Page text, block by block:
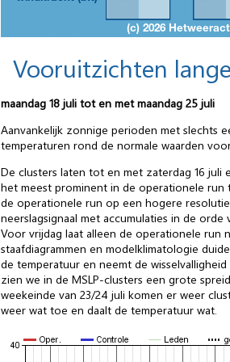
Vooruitzichten
maandag 18 juli tot en met maandag 25 juli
Aanvankelijk zonnige perioden met slechts
temperaturen rond de normale waarden
De clusters laten tot en met zaterdag 16
het meest prominent in de operationele
de operationele run op een hogere
neerslagsignaal met accumulaties in de
Voor vrijdag laat alleen de operationele run
staafdiagrammen en modelklimatologie
de temperatuur en neemt de
zien we in de MSLP-clusters een grote
weekeinde van 23/24 juli komen er weer
weer wat toe en daalt de temperatuur wat.